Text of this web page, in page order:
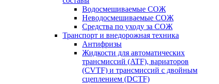
Водосмешиваемые СОЖ
Неводосмешиваемые СОЖ
Средства по уходу за СОЖ
Транспорт и внедорожная техника
Антифризы
Жидкости для автоматических
трансмиссий (ATF), вариаторов
(CVTF) и трансмиссий с двойным
сцеплением (DCTF)